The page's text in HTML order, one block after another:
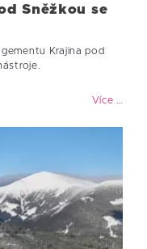
Sněžkou se
Krajina pod
Více …